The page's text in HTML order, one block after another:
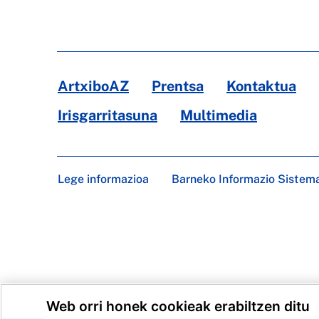
ArtxiboAZ Prentsa Kontaktua
Irisgarritasuna
Multimedia
Lege informazioa Barneko Informazio
Web orri honek cookieak erabiltzen ditu